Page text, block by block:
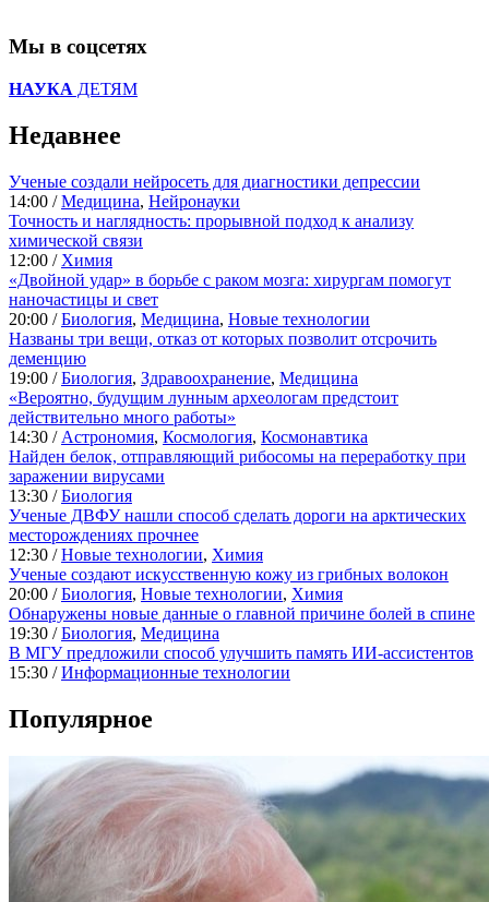
Мы в соцсетях
НАУКА ДЕТЯМ
Недавнее
Ученые создали нейросеть для диагностики депрессии
14:00 /Медицина, Нейронауки
Точность и наглядность: прорывной подход к анализу
химической связи
12:00 / Химия
«Двойной удар» в борьбе с раком мозга: хирургам помогут
наночастицы и свет
20:00 /Биология, Медицина, Новые технологии
Названы три вещи, отказ от которых позволит отсрочить
деменцию
19:00 /Биология, Здравоохранение, Медицина
«Вероятно, будущим лунным археологам предстоит
действительно много работы»
14:30 / Астрономия, Космология, Космонавтика
Найден белок, отправляющий рибосомы на переработку при
заражении вирусами
13:30 /Биология
Ученые ДВФУ нашли способ сделать дороги на арктических
месторождениях прочнее
12:30 /Новые технологии, Химия
Ученые создают искусственную кожу из грибных волокон
20:00 /Биология, Новые технологии, Химия
Обнаружены новые данные о главной причине болей в спине
19:30 /Биология, Медицина
В МГУ предложили способ улучшить память ИИ-ассистентов
15:30 /Информационные технологии
Популярное